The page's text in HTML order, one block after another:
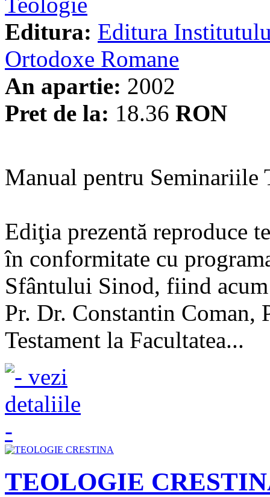
Editura: Editura
Ortodoxe Romane
An apartie: 2002
Pret de la: 18.36 RON
Manual pentru Seminariile
Ediţia prezentă reproduce
în conformitate cu
Sfântului Sinod, fiind
Pr. Dr. Constantin
Testament la Facultatea...
TEOLOGIE